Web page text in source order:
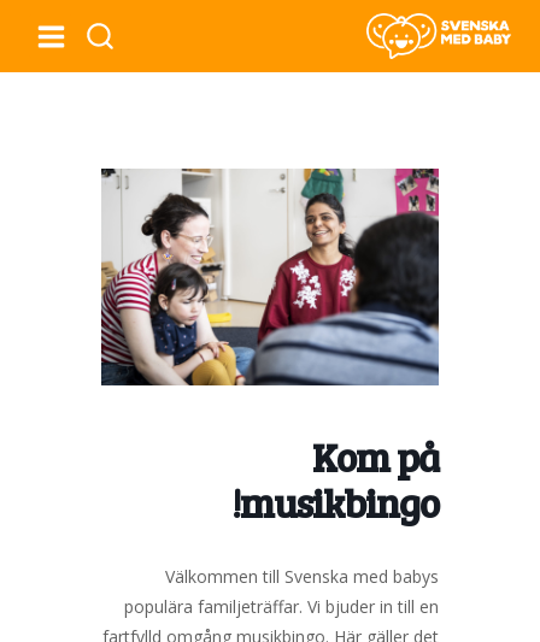
Kom på
musikbingo!
Välkommen till Svenska med babys
populära familjeträffar. Vi bjuder in till en
fartfylld omgång musikbingo. Här gäller det